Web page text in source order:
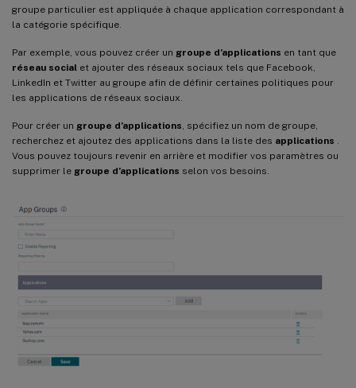
groupe particulier est appliquée à chaque application correspondant à
la catégorie spécifique.
Par exemple, vous pouvez créer un groupe d’applications en tant que
réseau social et ajouter des réseaux sociaux tels que Facebook,
LinkedIn et Twitter au groupe afin de définir certaines politiques pour
les applications de réseaux sociaux.
Pour créer un groupe d’applications, spécifiez un nom de groupe,
recherchez et ajoutez des applications dans la liste des applications .
Vous pouvez toujours revenir en arrière et modifier vos paramètres ou
supprimer le groupe d’applications selon vos besoins.